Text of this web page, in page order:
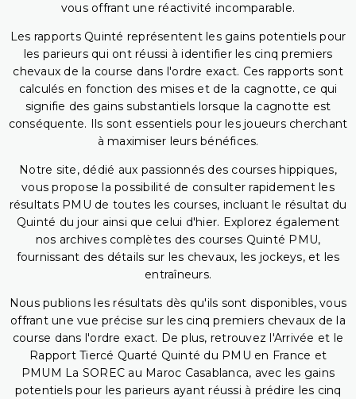
vous offrant une réactivité incomparable.
Les rapports Quinté représentent les gains potentiels pour
les parieurs qui ont réussi à identifier les cinq premiers
chevaux de la course dans l'ordre exact. Ces rapports sont
calculés en fonction des mises et de la cagnotte, ce qui
signifie des gains substantiels lorsque la cagnotte est
conséquente. Ils sont essentiels pour les joueurs cherchant
à maximiser leurs bénéfices.
Notre site, dédié aux passionnés des courses hippiques,
vous propose la possibilité de consulter rapidement les
résultats PMU de toutes les courses, incluant le résultat du
Quinté du jour ainsi que celui d'hier. Explorez également
nos archives complètes des courses Quinté PMU,
fournissant des détails sur les chevaux, les jockeys, et les
entraîneurs.
Nous publions les résultats dès qu'ils sont disponibles, vous
offrant une vue précise sur les cinq premiers chevaux de la
course dans l'ordre exact. De plus, retrouvez l'Arrivée et le
Rapport Tiercé Quarté Quinté du PMU en France et
PMUM La SOREC au Maroc Casablanca, avec les gains
potentiels pour les parieurs ayant réussi à prédire les cinq